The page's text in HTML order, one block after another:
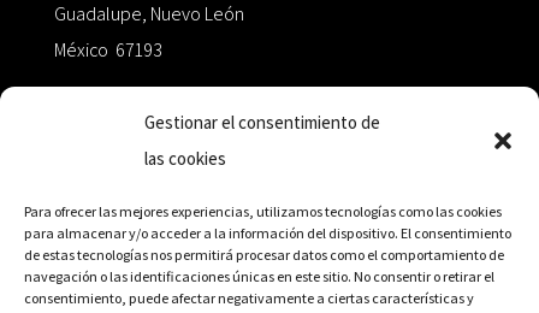
Gestionar el consentimiento de
las cookies
Para ofrecer las mejores experiencias, utilizamos tecnologías como las cookies
para almacenar y/o acceder a la información del dispositivo. El consentimiento
de estas tecnologías nos permitirá procesar datos como el comportamiento de
navegación o las identificaciones únicas en este sitio. No consentir o retirar el
consentimiento, puede afectar negativamente a ciertas características y
Guadalupe, Nuevo León
México 67193
+52 811.499.5638
RED DE DISTRIBUCIÓN